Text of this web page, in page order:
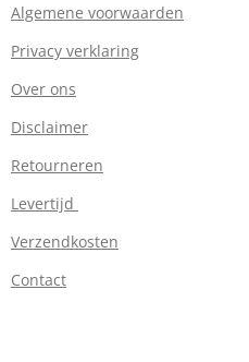
Algemene voorwaarden
Privacy verklaring
Over ons
Disclaimer
Retourneren
Levertijd
Verzendkosten
Contact